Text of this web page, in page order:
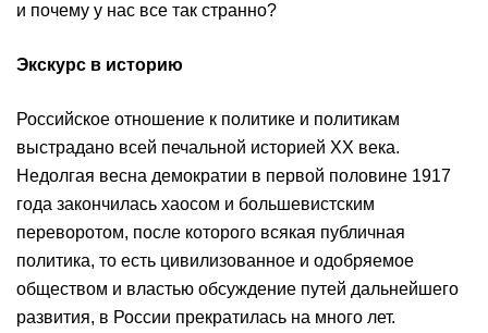
и почему у нас все так странно?
Экскурс в историю
Российское отношение к политике ⁠и политикам
выстрадано всей ⁠печальной историей XX века.
⁠Недолгая весна демократии в первой половине 1917
года ⁠закончилась хаосом и большевистским
переворотом, после которого всякая публичная
политика, ⁠то есть цивилизованное и одобряемое
обществом и властью обсуждение путей дальнейшего
развития, в России прекратилась на много лет.